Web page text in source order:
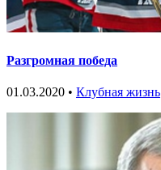
Разгромная победа
01.03.2020 • Клубная жизнь